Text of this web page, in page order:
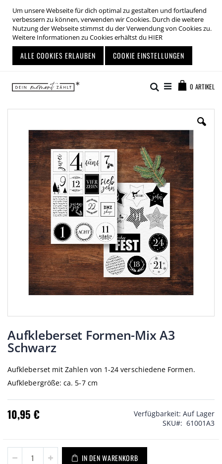
Um unsere Webseite für dich optimal zu gestalten und fortlaufend
verbessern zu können, verwenden wir Cookies. Durch die weitere
Nutzung der Webseite stimmst du der Verwendung von Cookies zu.
Weitere Informationen zu Cookies erhältst du HIER
ALLE COOKIES ERLAUBEN COOKIE EINSTELLUNGEN
Inhalt
springen
0 ARTIKEL
Suche
Bildgalerie
springen
Anfang
der
Bildgalerie
Aufkleberset Formen-Mix A3
Schwarz
Aufkleberset mit Zahlen von 1-24 verschiedene Formen.
Aufklebergröße: ca. 5-7 cm
10,95 € Verfügbarkeit: Auf Lager
SKU
61001A3
IN DEN WARENKORB